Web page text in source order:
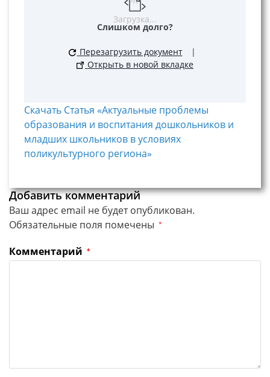
Загрузка...
Слишком долго?
Перезагрузить документ
|
Открыть в новой вкладке
Скачать Статья «Актуальные проблемы
образования и воспитания дошкольников и
младших школьников в условиях
поликультурного региона»
Добавить комментарий
Ваш адрес email не будет опубликован.
Обязательные поля помечены *
Комментарий *